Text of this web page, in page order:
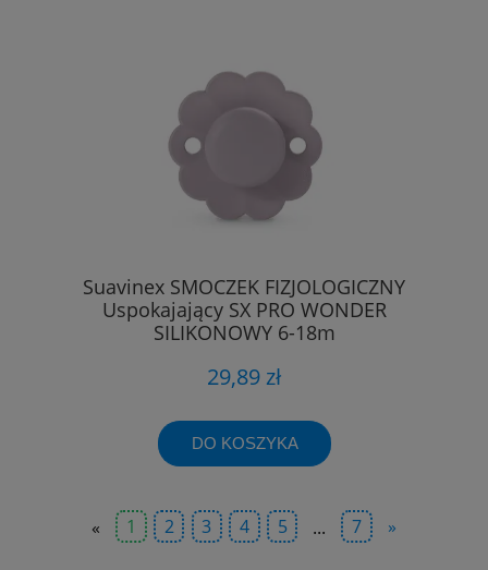
Suavinex SMOCZEK FIZJOLOGICZNY
Uspokajający SX PRO WONDER
SILIKONOWY 6-18m
29,89 zł
DO KOSZYKA
« 1 2 3 4 5 ... 7 »